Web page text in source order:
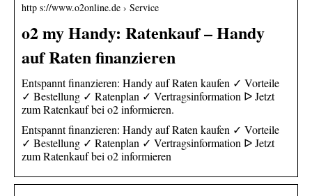
http s://www.o2online.de › Service
o2 my Handy: Ratenkauf – Handy
auf Raten finanzieren
Entspannt finanzieren: Handy auf Raten kaufen ✓ Vorteile
✓ Bestellung ✓ Ratenplan ✓ Vertragsinformation ᐅ Jetzt
zum Ratenkauf bei o2 informieren.
Entspannt finanzieren: Handy auf Raten kaufen ✓ Vorteile
✓ Bestellung ✓ Ratenplan ✓ Vertragsinformation ᐅ Jetzt
zum Ratenkauf bei o2 informieren